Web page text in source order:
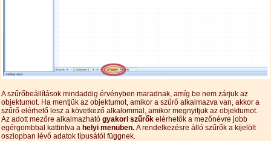
A szűrőbeállítások mindaddig érvényben maradnak, amíg be nem zárjuk az
objektumot. Ha mentjük az objektumot, amikor a szűrő alkalmazva van, akkor a
szűrő elérhető lesz a következő alkalommal, amikor megnyitjuk az objektumot.
Az adott mezőre alkalmazható gyakori szűrők elérhetők a mezőnévre jobb
egérgombbal kattintva a helyi menüben. A rendelkezésre álló szűrők a kijelölt
oszlopban lévő adatok típusától függnek.